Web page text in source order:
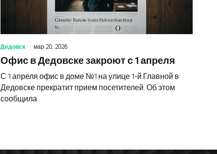
Дедовск мар 20, 2026
Офис в Дедовске закроют с 1 апреля
С 1 апреля офис в доме №1 на улице 1-й Главной в
Дедовске прекратит прием посетителей. Об этом
сообщила